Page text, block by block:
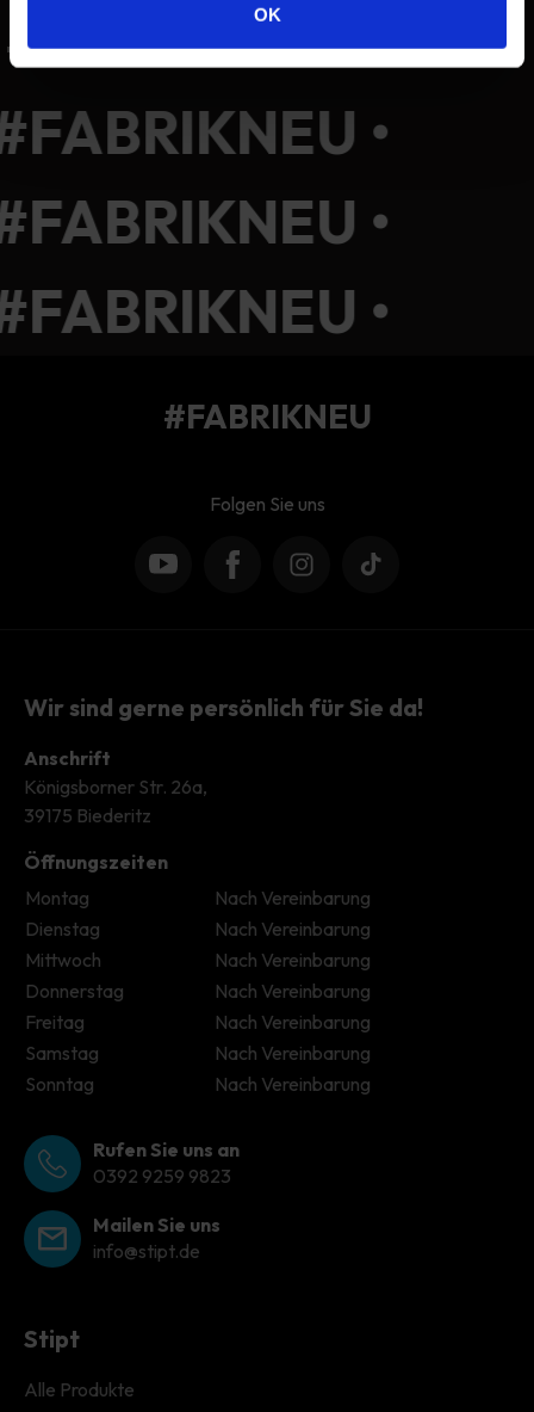
OK
#FABRIKNEU •
•
•
•
#FABRIKNEU
Folgen Sie uns
YouTube FacebookInstagramTikTok
Wir sind gerne persönlich für Sie da!
Anschrift
Königsborner Str. 26a,
39175 Biederitz
Öffnungszeiten
Montag
Nach Vereinbarung
Dienstag
Nach Vereinbarung
Mittwoch
Nach Vereinbarung
Donnerstag
Nach Vereinbarung
Freitag
Nach Vereinbarung
Samstag
Nach Vereinbarung
Sonntag
Nach Vereinbarung
Rufen Sie uns an
0392 9259 9823
Mailen Sie uns
info@stipt.de
Stipt
Alle Produkte